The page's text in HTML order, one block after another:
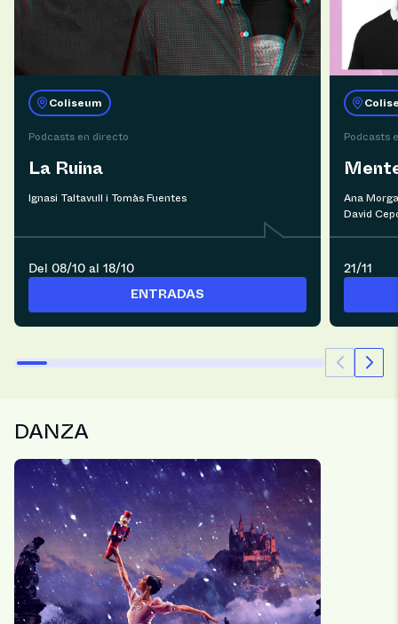
Coliseum
Podcasts en directo
La Ruina
Ignasi Taltavull i Tomàs Fuentes
Del 08/10 al 18/10
ENTRADAS
Podcasts
Ana
David
21/11
DANZA